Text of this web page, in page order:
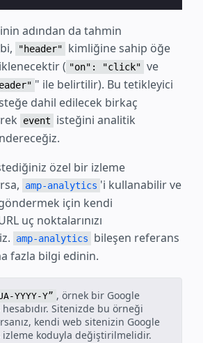
adından da tahmin
"header"
kimliğine sahip öğe
( "on": "click" ve
" ile belirtilir). Bu tetikleyici
dahil edilecek birkaç
event
isteğini analitik
özel bir izleme
amp-analytics 'i kullanabilir ve
için kendi
uç noktalarınızı
amp-analytics
bileşen referans
fazla bilgi edinin.
YYYY-Y” , örnek bir Google
Sitenizde bu örneği
kendi web sitenizin Google
izleme koduyla değiştirilmelidir.